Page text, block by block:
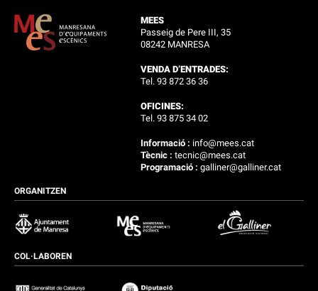
MEES
Passeig de Pere III, 35
08242 MANRESA
VENDA D’ENTRADES:
Tel. 93 872 36 36
OFICINES:
Tel. 93 875 34 02
Informació : info@mees.cat
Tècnic :tecnic@mees.cat
Programació :galliner@galliner.cat
ORGANITZEN
COL·LABOREN